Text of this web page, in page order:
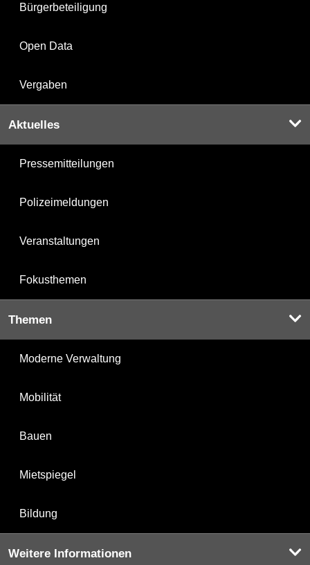
Bürgerbeteiligung
Open Data
Vergaben
Aktuelles
Pressemitteilungen
Polizeimeldungen
Veranstaltungen
Fokusthemen
Themen
Moderne Verwaltung
Mobilität
Bauen
Mietspiegel
Bildung
Weitere Informationen